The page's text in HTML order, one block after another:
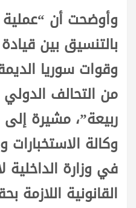
وأوضحت أن
بالتنسيق بين
وقوات سوريا
من التحالف
ربيعة”، مشيرة
وكالة الاستخبارات
في وزارة الداخلية
القانونية اللازمة